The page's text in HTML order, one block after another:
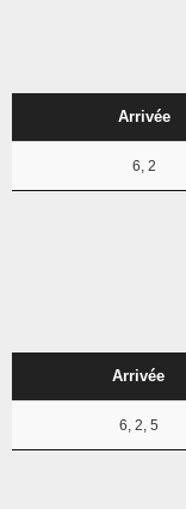
Arrivée
6, 2
Arrivée
6, 2, 5